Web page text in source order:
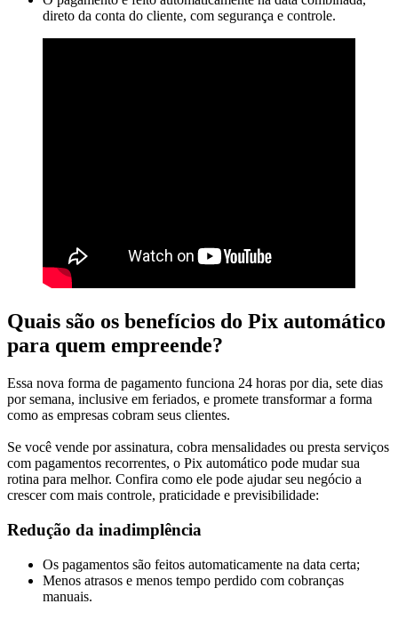
direto da conta do cliente, com segurança e controle.
Quais são os benefícios do Pix automático
para quem empreende?
Essa nova forma de pagamento funciona 24 horas por dia, sete dias
por semana, inclusive em feriados, e promete transformar a forma
como as empresas cobram seus clientes.
Se você vende por assinatura, cobra mensalidades ou presta serviços
com pagamentos recorrentes, o Pix automático pode mudar sua
rotina para melhor. Confira como ele pode ajudar seu negócio a
crescer com mais controle, praticidade e previsibilidade:
Redução da inadimplência
Os pagamentos são feitos automaticamente na data certa;
Menos atrasos e menos tempo perdido com cobranças
manuais.